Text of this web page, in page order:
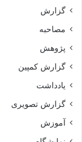
گزارش
مصاحبه
پژوهش
گزارش کمپین
یادداشت
گزارش تصویری
آموزش